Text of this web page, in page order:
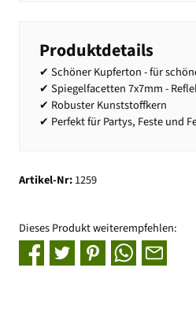
Produktdetails
✔ Schöner Kupferton - für
✔ Spiegelfacetten 7x7mm -
✔ Robuster Kunststoffkern
✔ Perfekt für Partys, Feste und
Artikel-Nr:1259
Dieses Produkt weiterempfehlen: